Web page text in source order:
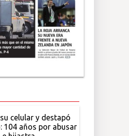
celular y destapó
104 años por abusar